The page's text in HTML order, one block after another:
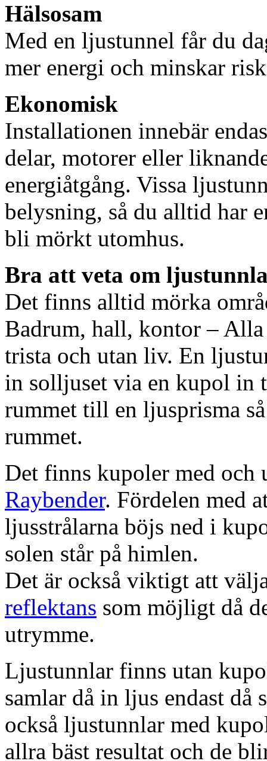
Hälsosam
Med en ljustunnel får du
mer energi och minskar
Ekonomisk
Installationen innebär
delar, motorer eller
energiåtgång. Vissa
belysning, så du alltid har
bli mörkt utomhus.
Bra att veta om
Det finns alltid mörka
Badrum, hall, kontor – Alla
trista och utan liv. En
in solljuset via en kupol in
rummet till en ljusprisma
rummet.
Det finns kupoler med och
Raybender. Fördelen med
ljusstrålarna böjs ned i
solen står på himlen.
Det är också viktigt att
reflektans som möjligt då
utrymme.
Ljustunnlar finns utan
samlar då in ljus endast då
också ljustunnlar med
allra bäst resultat och de